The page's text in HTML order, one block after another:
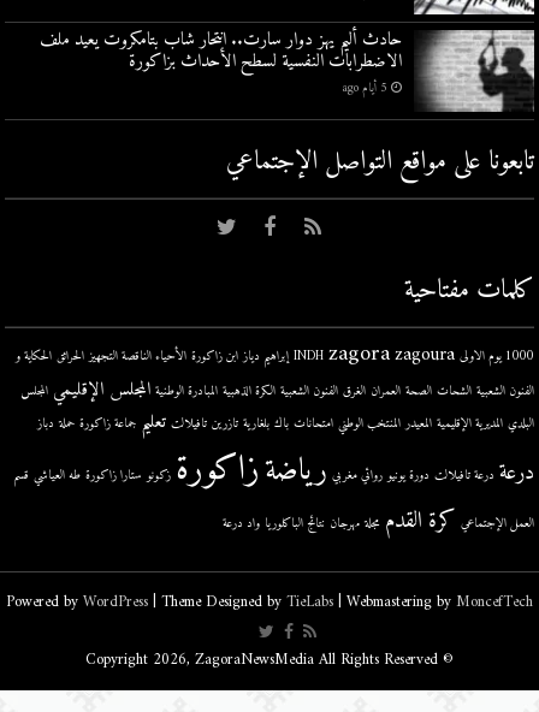
حادث أليم يهز دوار سارت.. انتحار شاب بتامكروت يعيد ملف
الاضطرابات النفسية لسطح الأحداث بزاكورة
5 أيام ago
تابعونا على مواقع التواصل اﻹجتماعي
كلمات مفتاحية
1000 يوم الاولى INDH zagora zagoura إبراهيم دياز ابن زاكورة الأحياء الناقصة التجهيز الحرائق الحكاية و
الفنون الشعبية الشحات الصحة العمران الغرق الفنون الشعبية الكرة الذهبية المبادرة الوطنية المجلس الإقليمي المجلس
البلدي المديرية الإقليمية المعيدر المنتخب الوطني امتحانات باك بلغارية تازرين تافيلالت تعليم جماعة زاكورة حملة دباز
درعة درعة تافيلالت دورة يونيو روائي مغربي رياضةزاكورة زكونو ستارا زاكورة طه العياشي قسم
العمل الإجتماعي كرة القدم مجلة مهرجان نتائج الباكلوريا واد درعة
Powered byWordPress| Theme Designed byTieLabs| Webmastering byMoncefTech
© Copyright 2026, ZagoraNewsMedia All Rights Reserved